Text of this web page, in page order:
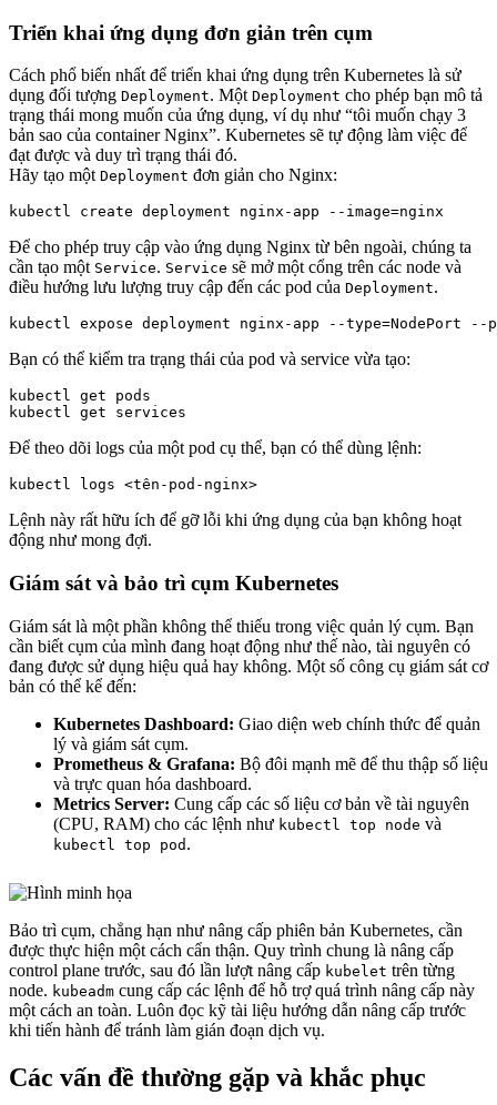
Triển khai ứng dụng đơn giản trên cụm
Cách phổ biến nhất để triển khai ứng dụng trên Kubernetes là sử
dụng đối tượng Deployment. Một Deployment cho phép bạn mô tả
trạng thái mong muốn của ứng dụng, ví dụ như “tôi muốn chạy 3
bản sao của container Nginx”. Kubernetes sẽ tự động làm việc để
đạt được và duy trì trạng thái đó.
Hãy tạo một Deployment đơn giản cho Nginx:
Để cho phép truy cập vào ứng dụng Nginx từ bên ngoài, chúng ta
cần tạo một Service. Service sẽ mở một cổng trên các node và
điều hướng lưu lượng truy cập đến các pod của Deployment.
Bạn có thể kiểm tra trạng thái của pod và service vừa tạo:
kubectl get pods
Để theo dõi logs của một pod cụ thể, bạn có thể dùng lệnh:
Lệnh này rất hữu ích để gỡ lỗi khi ứng dụng của bạn không hoạt
động như mong đợi.
Giám sát và bảo trì cụm Kubernetes
Giám sát là một phần không thể thiếu trong việc quản lý cụm. Bạn
cần biết cụm của mình đang hoạt động như thế nào, tài nguyên có
đang được sử dụng hiệu quả hay không. Một số công cụ giám sát cơ
bản có thể kể đến:
Kubernetes Dashboard: Giao diện web chính thức để quản
lý và giám sát cụm.
Prometheus & Grafana: Bộ đôi mạnh mẽ để thu thập số liệu
và trực quan hóa dashboard.
Metrics Server: Cung cấp các số liệu cơ bản về tài nguyên
(CPU, RAM) cho các lệnh như kubectl top node và
kubectl top pod .
Bảo trì cụm, chẳng hạn như nâng cấp phiên bản Kubernetes, cần
được thực hiện một cách cẩn thận. Quy trình chung là nâng cấp
control plane trước, sau đó lần lượt nâng cấp kubelet trên từng
node. kubeadm cung cấp các lệnh để hỗ trợ quá trình nâng cấp này
một cách an toàn. Luôn đọc kỹ tài liệu hướng dẫn nâng cấp trước
khi tiến hành để tránh làm gián đoạn dịch vụ.
Các vấn đề thường gặp và khắc phục